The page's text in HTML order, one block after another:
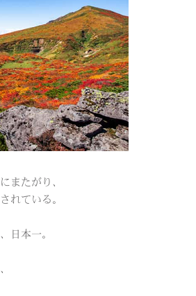
またがり、
れている。
日本一。